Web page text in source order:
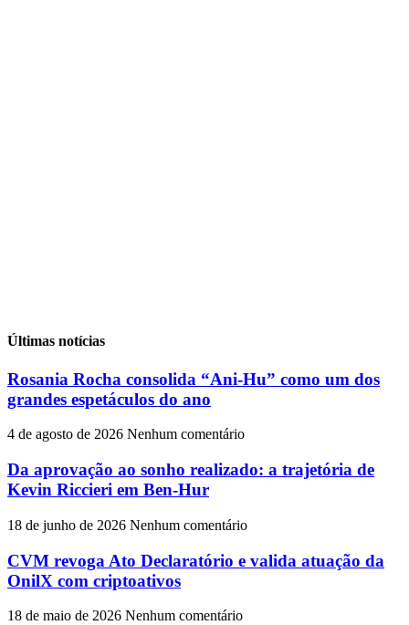
Últimas notícias
Rosania Rocha consolida “Ani-Hu” como um dos
grandes espetáculos do ano
4 de agosto de 2026 Nenhum comentário
Da aprovação ao sonho realizado: a trajetória de
Kevin Riccieri em Ben-Hur
18 de junho de 2026 Nenhum comentário
CVM revoga Ato Declaratório e valida atuação da
OnilX com criptoativos
18 de maio de 2026 Nenhum comentário